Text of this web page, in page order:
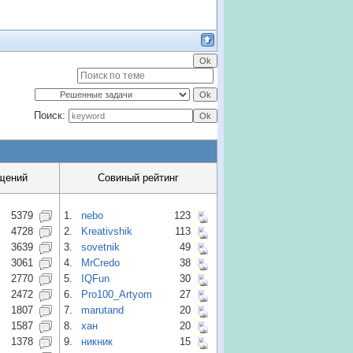
Поиск:
Совиный рейтинг
5379
4728
3639
3061
2770
2472
1807
1587
1378
1. nebo
123
2.
Kreativshik
113
3.
sovetnik
49
4.
MrCredo
38
5.
IQFun
30
6.
Pro100_Artyom
27
7.
marutand
20
8.
хан
20
9.
никник
15